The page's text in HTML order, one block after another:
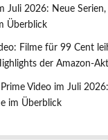
Juli 2026: Neue Serien,
Überblick
Filme für 99 Cent
der Amazon-
Video im Juli
im Überblick